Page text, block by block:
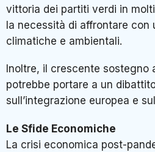
vittoria dei partiti verdi in
la necessità di affrontare con
climatiche e ambientali.
Inoltre, il crescente
potrebbe portare a un
sull’integrazione europea e
Le Sfide Economiche
La crisi economica post-